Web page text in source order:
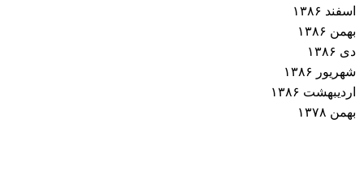
اسفند ۱۳۸۶
بهمن ۱۳۸۶
دی ۱۳۸۶
شهریور ۱۳۸۶
اردیبهشت ۱۳۸۶
بهمن ۱۳۷۸